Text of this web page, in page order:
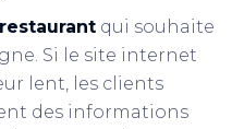
restaurant qui souhaite
Si le site internet
lent, les clients
des informations